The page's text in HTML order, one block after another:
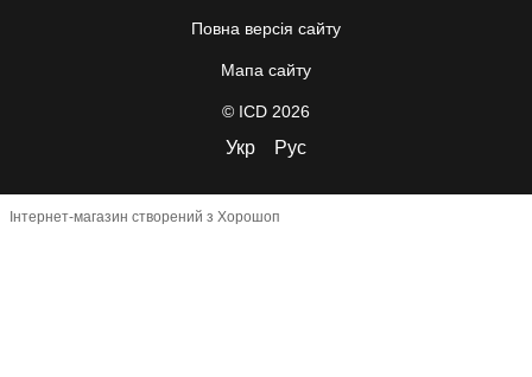
Повна версія сайту
Мапа сайту
© ICD 2026
Укр Рус
Інтернет-магазин створений з Хорошоп